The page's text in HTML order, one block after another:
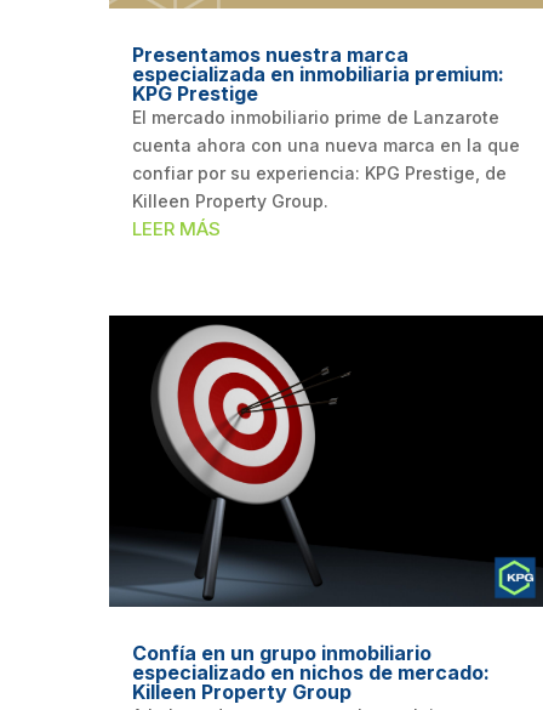
Presentamos nuestra marca
especializada en inmobiliaria premium:
KPG Prestige
El mercado inmobiliario prime de Lanzarote
cuenta ahora con una nueva marca en la que
confiar por su experiencia: KPG Prestige, de
Killeen Property Group.
LEER MÁS
Confía en un grupo inmobiliario
especializado en nichos de mercado:
Killeen Property Group